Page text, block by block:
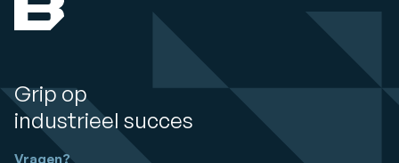
Grip op
industrieel succes
Vragen?